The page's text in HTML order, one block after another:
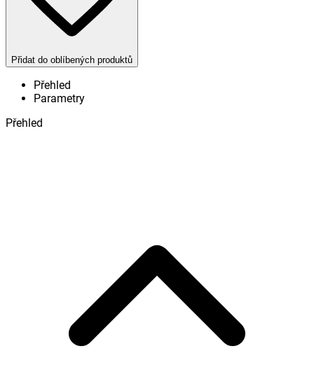
Přidat do oblíbených produktů
Přehled
Parametry
Přehled